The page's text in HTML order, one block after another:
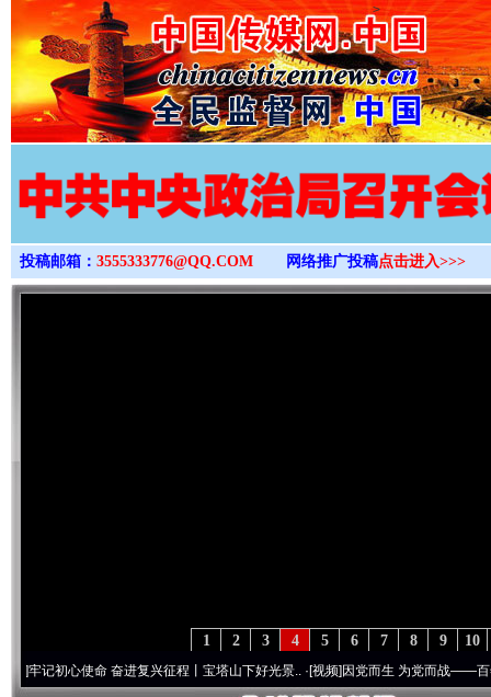
>
投稿邮箱： 3555333776@QQ.COM 网络推广投稿点击进入>>>
10
9
8
7
6
5
4
3
2
1
命 奋进复兴征程丨宝塔山下好光景..·[视频]因党而生 为党而战——百年“纪”事⑧加